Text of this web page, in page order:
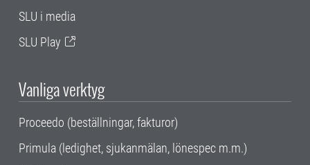
SLU i media
SLU Play
Vanliga verktyg
Proceedo (beställningar, fakturor)
Primula (ledighet, sjukanmälan, lönespec m.m.)